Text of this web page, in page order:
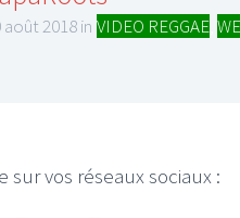
août 2018 in VIDEO REGGAE
sur vos réseaux sociaux :